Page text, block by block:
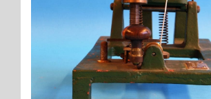
Bleeker, statief R (ca.
Meopta, ‘veld’microscoop
Zeiss, type Ergaval (ca.